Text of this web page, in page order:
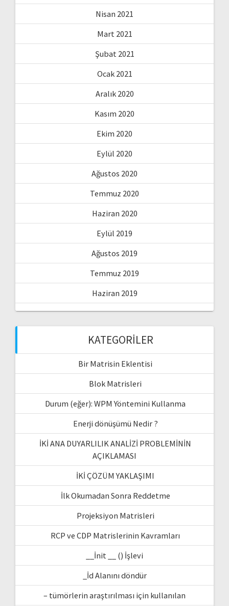
Nisan 2021
Mart 2021
Şubat 2021
Ocak 2021
Aralık 2020
Kasım 2020
Ekim 2020
Eylül 2020
Ağustos 2020
Temmuz 2020
Haziran 2020
Eylül 2019
Ağustos 2019
Temmuz 2019
Haziran 2019
KATEGORILER
Bir Matrisin Eklentisi
Blok Matrisleri
Durum (eğer): WPM Yöntemini Kullanma
Enerji dönüşümü Nedir ?
İKİ ANA DUYARLILIK ANALİZİ PROBLEMİNİN
AÇIKLAMASI
İKİ ÇÖZÜM YAKLAŞIMI
İlk Okumadan Sonra Reddetme
Projeksiyon Matrisleri
RCP ve CDP Matrislerinin Kavramları
__İnit __ () İşlevi
_İd Alanını döndür
– tümörlerin araştırılması için kullanılan